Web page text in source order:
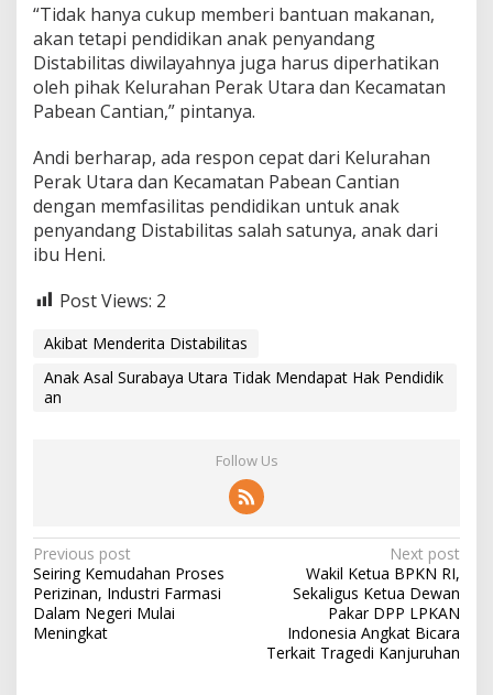
“Tidak hanya cukup memberi bantuan makanan,
akan tetapi pendidikan anak penyandang
Distabilitas diwilayahnya juga harus diperhatikan
oleh pihak Kelurahan Perak Utara dan Kecamatan
Pabean Cantian,” pintanya.
Andi berharap, ada respon cepat dari Kelurahan
Perak Utara dan Kecamatan Pabean Cantian
dengan memfasilitas pendidikan untuk anak
penyandang Distabilitas salah satunya, anak dari
ibu Heni.
Post Views: 2
Akibat Menderita Distabilitas
Anak Asal Surabaya Utara Tidak Mendapat Hak Pendidik
an
Follow Us
P
o
s
Previous post
Seiring Kemudahan Proses
Perizinan, Industri Farmasi
Dalam Negeri Mulai
Meningkat
Next post
Wakil Ketua BPKN RI,
Sekaligus Ketua Dewan
Pakar DPP LPKAN
Indonesia Angkat Bicara
Terkait Tragedi Kanjuruhan